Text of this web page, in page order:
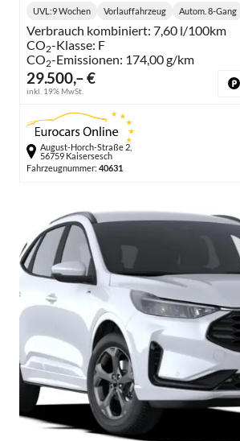
29.500,– €
inkl. 19% MwSt.
Lieferzeit:
UVL :9 Wochen Vorlauffahrzeug
Getriebe:
Autom. 8-Gang
Verbrauch kombiniert: 7,60 l/100km
CO2-Klasse: F
CO2-Emissionen: 174,00 g/km
August-Horch-Straße 2,
56759 Kaisersesch
Fahrzeugnummer: 40631